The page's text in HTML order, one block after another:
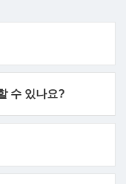
수 있나요?